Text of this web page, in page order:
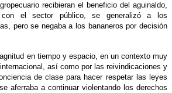
recibieran el beneficio del aguinaldo,
el sector público, se generalizó a los
pero se negaba a los bananeros por decisión
en tiempo y espacio, en un contexto muy
así como por las reivindicaciones y
de clase para hacer respetar las leyes
aferraba a continuar violentando los derechos